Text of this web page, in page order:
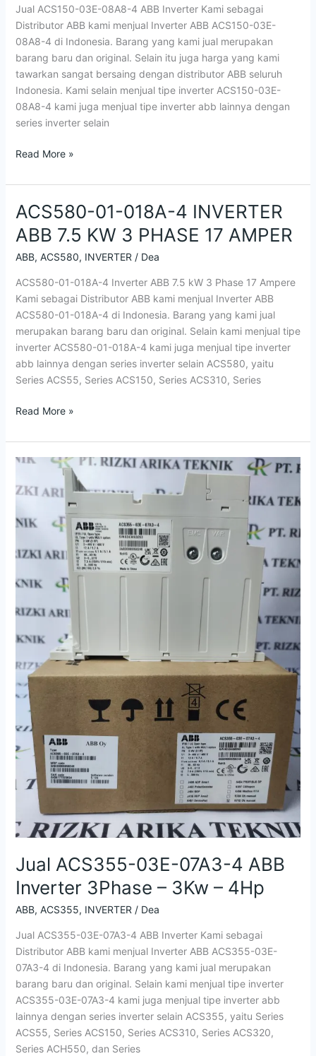
Jual ACS150-03E-08A8-4 ABB Inverter Kami sebagai
Distributor ABB kami menjual Inverter ABB ACS150-03E-
08A8-4 di Indonesia. Barang yang kami jual merupakan
barang baru dan original. Selain itu juga harga yang kami
tawarkan sangat bersaing dengan distributor ABB seluruh
Indonesia. Kami selain menjual tipe inverter ACS150-03E-
08A8-4 kami juga menjual tipe inverter abb lainnya dengan
series inverter selain
ABB
Inverter
3P
4Kw
5Hp
Read More »
ACS580-01-018A-4 INVERTER
ABB 7.5 KW 3 PHASE 17 AMPER
ABB, ACS580, INVERTER / Dea
ACS580-01-018A-4 Inverter ABB 7.5 kW 3 Phase 17 Ampere
Kami sebagai Distributor ABB kami menjual Inverter ABB
ACS580-01-018A-4 di Indonesia. Barang yang kami jual
merupakan barang baru dan original. Selain kami menjual tipe
inverter ACS580-01-018A-4 kami juga menjual tipe inverter
abb lainnya dengan series inverter selain ACS580, yaitu
Series ACS55, Series ACS150, Series ACS310, Series
ACS580-
018A-
4
ABB
7.5
KW
3
PHASE
17
AMPER
Read More »
Jual ACS355-03E-07A3-4 ABB
Inverter 3Phase – 3Kw – 4Hp
ABB, ACS355, INVERTER / Dea
Jual ACS355-03E-07A3-4 ABB Inverter Kami sebagai
Distributor ABB kami menjual Inverter ABB ACS355-03E-
07A3-4 di Indonesia. Barang yang kami jual merupakan
barang baru dan original. Selain kami menjual tipe inverter
ACS355-03E-07A3-4 kami juga menjual tipe inverter abb
lainnya dengan series inverter selain ACS355, yaitu Series
ACS55, Series ACS150, Series ACS310, Series ACS320,
Series ACH550, dan Series
Jual
03E-
4
Inverter
3Phase
3Kw
4Hp